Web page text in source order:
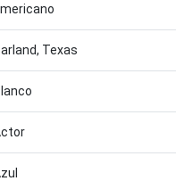
Texas